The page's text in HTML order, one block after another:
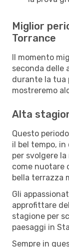
Miglior
Torrance
Il momento
seconda delle
durante la tua
mostreremo
Alta
Questo
il bel tempo,
per svolgere
come nuotare
bella terrazza
Gli
approfittare
stagione per
paesaggi in
Sempre in